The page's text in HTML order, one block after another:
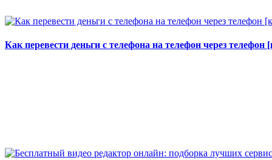
Как перевести деньги с телефона на телефон через